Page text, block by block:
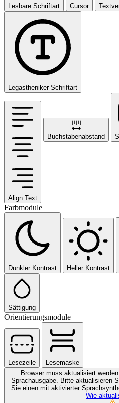
Lesbare Schriftart Cursor
Legastheniker-Schriftart
Align Text
Buchstabenabstand
Farbmodule
Dunkler Kontrast Heller Kontrast
Sättigung
Orientierungsmodule
Lesezeile
Lesemaske
Browser muss aktualisiert werden
Sprachausgabe. Bitte aktualisieren
Sie einen mit aktivierter
Wie